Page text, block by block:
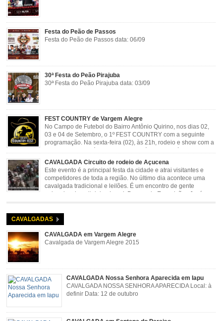
Festa do Peão de Passos
Festa do Peão de Passos data: 06/09
30ª Festa do Peão Pirajuba
30ª Festa do Peão Pirajuba data: 03/09
FEST COUNTRY de Vargem Alegre
No Campo de Futebol do Bairro Antônio Quirino, nos dias 02,
03 e 04 de Setembro, o 1º FEST COUNTRY com a seguinte
programação. Na sexta-feira (02), às 21h, rodeio e show com a
rodeio e shows com o Trio Pé de Cedro e o Trio […]
CAVALGADA Circuito de rodeio de Açucena
Este evento é a principal festa da cidade e atrai visitantes e
competidores de toda a região. No último dia acontece uma
cavalgada tradicional e leilões. É um encontro de gente
animada e hospitaleira. Local: Parque de Exposições José
Rosa Guimarães, Açucena Data: Setembro
CAVALGADAS
CAVALGADA em Vargem Alegre
Cavalgada de Vargem Alegre 2015
CAVALGADA Nossa Senhora Aparecida em Iapu
CAVALGADA NOSSA SENHORA APARECIDA Local: à
definir Data: 12 de outubro